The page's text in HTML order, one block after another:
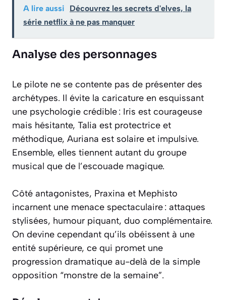
A lire aussi
Découvrez les secrets d'elves, la
série netflix à ne pas manquer
Analyse des personnages
Le pilote ne se contente pas de présenter des
archétypes. Il évite la caricature en esquissant
une psychologie crédible : Iris est courageuse
mais hésitante, Talia est protectrice et
méthodique, Auriana est solaire et impulsive.
Ensemble, elles tiennent autant du groupe
musical que de l’escouade magique.
Côté antagonistes, Praxina et Mephisto
incarnent une menace spectaculaire : attaques
stylisées, humour piquant, duo complémentaire.
On devine cependant qu’ils obéissent à une
entité supérieure, ce qui promet une
progression dramatique au-delà de la simple
opposition “monstre de la semaine”.